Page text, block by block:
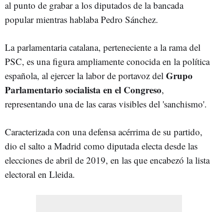
al punto de grabar a los diputados de la bancada
popular mientras hablaba Pedro Sánchez.
La parlamentaria catalana, perteneciente a la rama del
PSC, es una figura ampliamente conocida en la política
española, al ejercer la labor de portavoz del Grupo
Parlamentario socialista en el Congreso,
representando una de las caras visibles del 'sanchismo'.
Caracterizada con una defensa acérrima de su partido,
dio el salto a Madrid como diputada electa desde las
elecciones de abril de 2019, en las que encabezó la lista
electoral en Lleida.